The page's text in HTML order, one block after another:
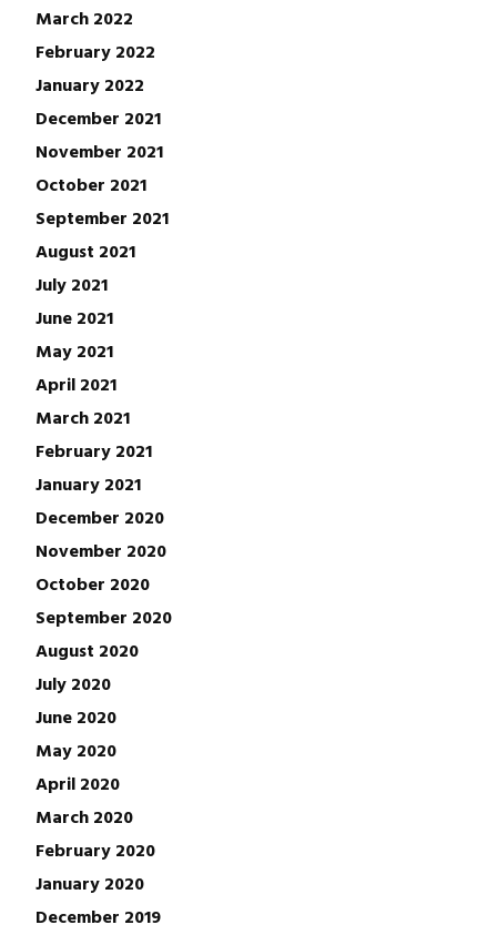
March 2022
February 2022
January 2022
December 2021
November 2021
October 2021
September 2021
August 2021
July 2021
June 2021
May 2021
April 2021
March 2021
February 2021
January 2021
December 2020
November 2020
October 2020
September 2020
August 2020
July 2020
June 2020
May 2020
April 2020
March 2020
February 2020
January 2020
December 2019